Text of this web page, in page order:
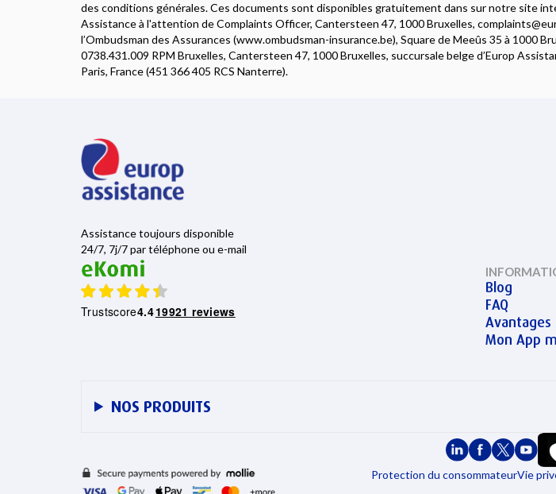
des conditions générales. Ces documents sont disponibles gratuitement dans sur notre site
Assistance à l'attention de Complaints Officer, Cantersteen 47, 1000 Bruxelles,
l’Ombudsman des Assurances (www.ombudsman-insurance.be), Square de Meeûs 35 à 1000
0738.431.009 RPM Bruxelles, Cantersteen 47, 1000 Bruxelles, succursale belge d’Europ
Paris, France (451 366 405 RCS Nanterre).
Assistance toujours disponible
24/7, 7j/7 par téléphone ou e-mail
Trustscore4.419921 reviews
Blog
FAQ
Avantages
Mon App
NOS PRODUITS
Protection du consommateurVie